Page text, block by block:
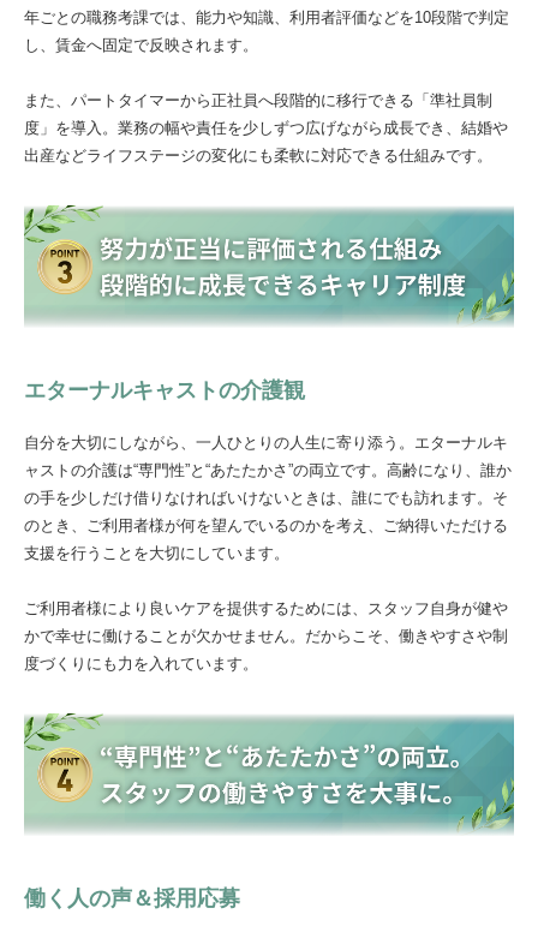
年ごとの職務考課では、能力や知識、利用者評価などを10段階で判定
し、賃金へ固定で反映されます。
また、パートタイマーから正社員へ段階的に移行できる「準社員制
度」を導入。業務の幅や責任を少しずつ広げながら成長でき、結婚や
出産などライフステージの変化にも柔軟に対応できる仕組みです。
エターナルキャストの介護観
自分を大切にしながら、一人ひとりの人生に寄り添う。エターナルキ
ャストの介護は“専門性”と“あたたかさ”の両立です。高齢になり、誰か
の手を少しだけ借りなければいけないときは、誰にでも訪れます。そ
のとき、ご利用者様が何を望んでいるのかを考え、ご納得いただける
支援を行うことを大切にしています。
ご利用者様により良いケアを提供するためには、スタッフ自身が健や
かで幸せに働けることが欠かせません。だからこそ、働きやすさや制
度づくりにも力を入れています。
働く人の声＆採用応募